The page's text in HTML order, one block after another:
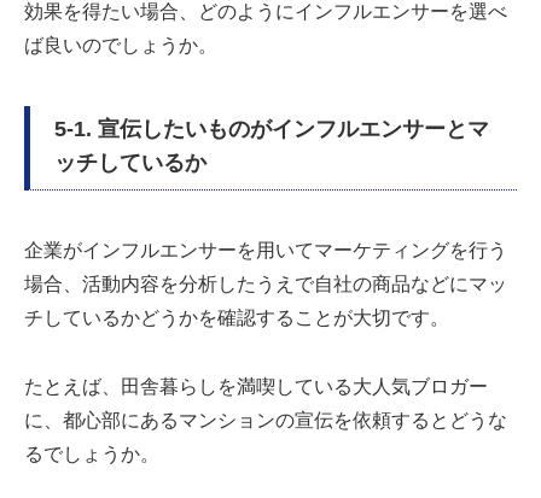
効果を得たい場合、どのようにインフルエンサーを選べ
ば良いのでしょうか。
5-1. 宣伝したいものがインフルエンサーとマ
ッチしているか
企業がインフルエンサーを用いてマーケティングを行う
場合、活動内容を分析したうえで自社の商品などにマッ
チしているかどうかを確認することが大切です。
たとえば、田舎暮らしを満喫している大人気ブロガー
に、都心部にあるマンションの宣伝を依頼するとどうな
るでしょうか。